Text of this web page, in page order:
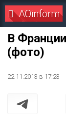
AOinform
В
(фото)
22.11.2013 в 17:23